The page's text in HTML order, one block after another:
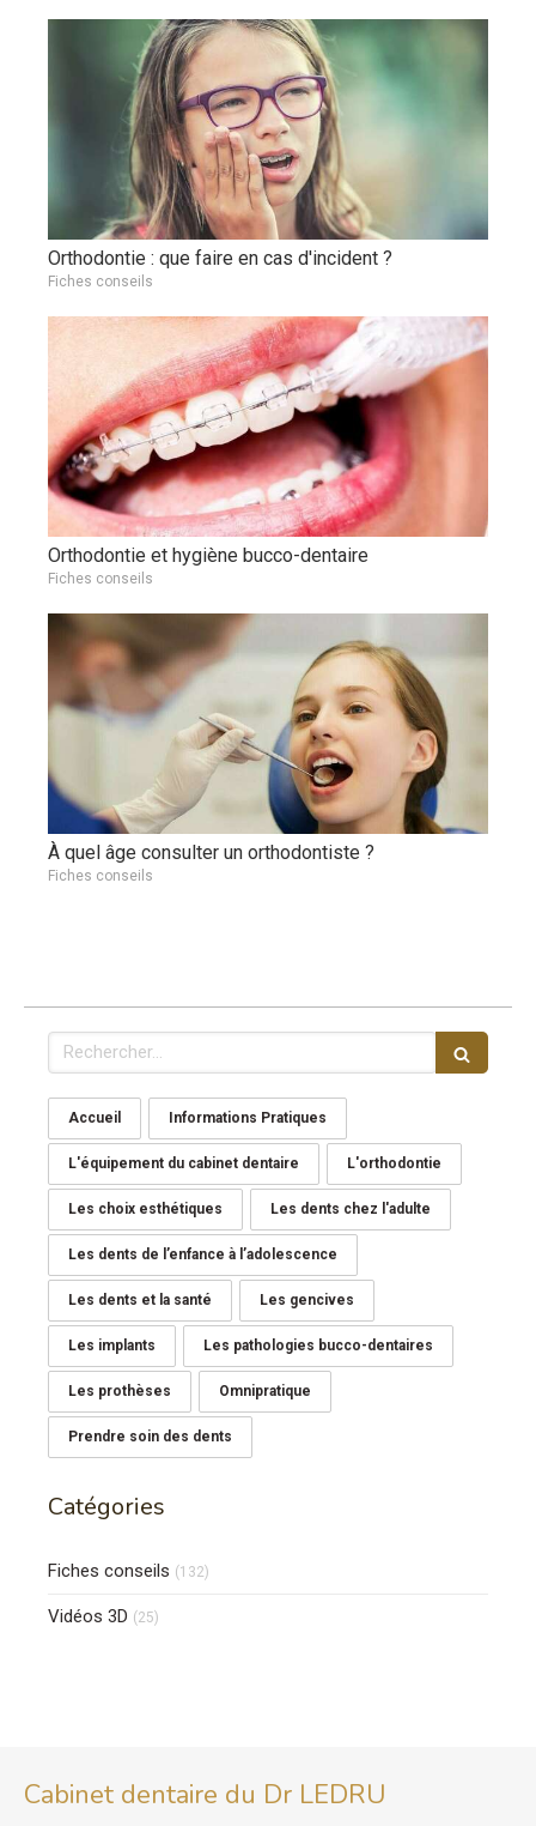
Orthodontie : que faire en cas d'incident ?
Fiches conseils
Orthodontie et hygiène bucco-dentaire
Fiches conseils
À quel âge consulter un orthodontiste ?
Fiches conseils
Rechercher
Accueil Informations Pratiques
L'équipement du cabinet dentaire L'orthodontie
Les choix esthétiques Les dents chez l'adulte
Les dents de l’enfance à l’adolescence
Les dents et la santé Les gencives
Les implants Les pathologies bucco-dentaires
Les prothèses Omnipratique
Prendre soin des dents
Catégories
Fiches conseils (132)
Vidéos 3D (25)
Cabinet dentaire du Dr LEDRU